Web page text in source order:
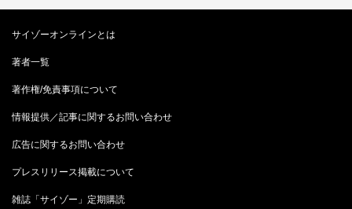
サイゾーオンラインとは
著者一覧
著作権/免責事項について
情報提供／記事に関するお問い合わせ
広告に関するお問い合わせ
プレスリリース掲載について
雑誌「サイゾー」定期購読